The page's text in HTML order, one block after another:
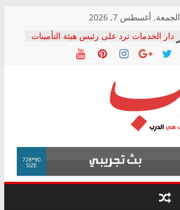
الجمعة, أغسطس 7, 2026
دار الخدمات ترد على رئيس هيئة التأمينات
بعد مؤتمره الصحفي: إنكار الأزمة لا ينهي
معاناة أصحاب المعاشات.. ونطالب بكشف
فرحات سليمان يكتب: القطاع الصحي إلى
أين؟
حزب التحالف الشعبي يطلق لجنة “الحق
في الصحة” بالإسكندرية لرصد الانتهاكات
ودعم المرضى
الوزاري لمدينة الصحفيين.. وانتهاء أعمال
إنشاء المبنى الإداري
المجلس القومي لحقوق الإنسان يعلن
متابعة قضية الدكتور محمد زهران.. ويؤكد:
قرينة البراءة وضمانات المحاكمة العادلة